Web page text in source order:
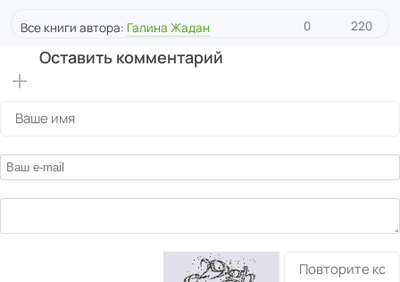
Все книги автора: Галина Жадан 0 220
Оставить комментарий